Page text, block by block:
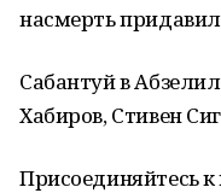
насмерть
Сабантуй в
Хабиров, Стивен
Присоединяйтесь